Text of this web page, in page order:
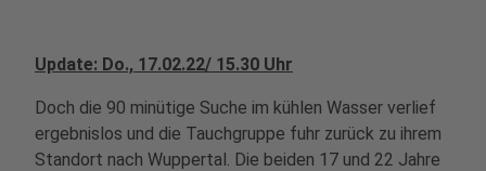
Update: Do., 17.02.22/ 15.30 Uhr
Doch die 90 minütige Suche im kühlen Wasser verlief
ergebnislos und die Tauchgruppe fuhr zurück zu ihrem
Standort nach Wuppertal. Die beiden 17 und 22 Jahre